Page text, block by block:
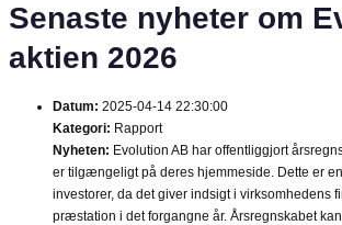
Senaste nyheter om
aktien 2026
Datum: 2025-04-14 22:30:00
Kategori: Rapport
Nyheten: Evolution AB har offentliggjort
er tilgængeligt på deres hjemmeside. Dette er
investorer, da det giver indsigt i virksomhedens
præstation i det forgangne år. Årsregnskabet